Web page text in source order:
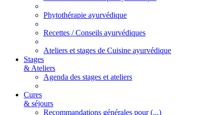
Phytothérapie ayurvédique
Recettes / Conseils ayurvédiques
Ateliers et stages de Cuisine ayurvédique
Stages
& Ateliers
Agenda des stages et ateliers
Cures
& séjours
Recommandations générales pour (...)